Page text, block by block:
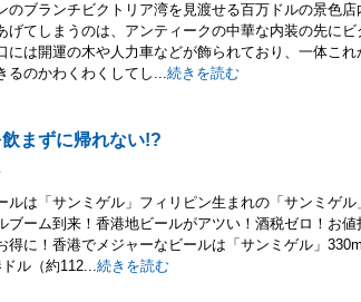
のブランチビクトリア湾を見渡せる百万ドルの景色店
げてしまうのは、アンティークの中華な内装の先にビ
には開運の木や人力車などが飾られており、一体これ
るのかわくわくしてし...続きを読む
まずに帰れない!?
ルは「サンミゲル」フィリピン生まれの「サンミゲル
ブーム到来！香港地ビールがアツい！酒税ゼロ！お値
得に！香港でメジャーなビールは「サンミゲル」
ル（約112...続きを読む